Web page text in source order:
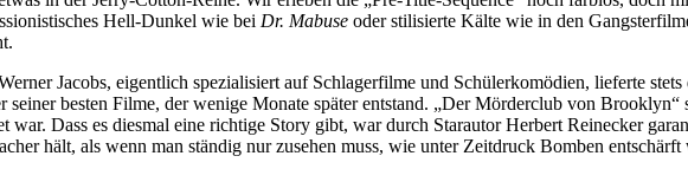
Hell-Dunkel wie bei Dr. Mabuse oder stilisierte Kälte wie in den
Jacobs, eigentlich spezialisiert auf Schlagerfilme und Schülerkomödien, lieferte
besten Filme, der wenige Monate später entstand. „Der Mörderclub von
Dass es diesmal eine richtige Story gibt, war durch Starautor Herbert Reinecker
hält, als wenn man ständig nur zusehen muss, wie unter Zeitdruck Bomben